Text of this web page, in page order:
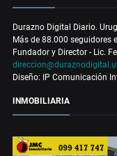
Durazno Digital Diario.
Más de 88.000 seguidores
Fundador y Director - Lic.
Diseño: IP Comunicación
INMOBILIARIA